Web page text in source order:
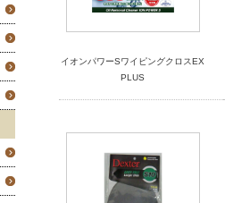
イオンパワーSワイピングクロスEX
PLUS